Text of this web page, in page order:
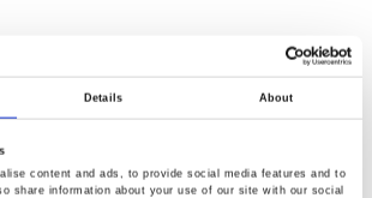
Details About
content and ads, to provide social media features and to
share information about your use of our site with our social